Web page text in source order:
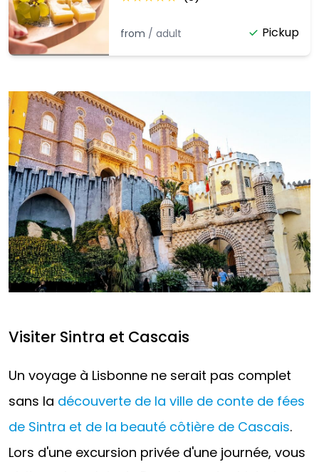
from /adult Pickup
Visiter Sintra et Cascais
Un voyage à Lisbonne ne serait pas complet
sans la découverte de la ville de conte de fées
de Sintra et de la beauté côtière de Cascais.
Lors d'une excursion privée d'une journée, vous